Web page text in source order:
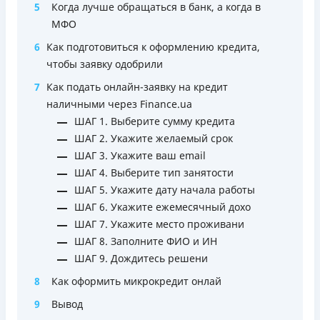
соответствующем уровне дохода)
Удобное приложение для оформления и управления
платёжной картой и кредитным лимитом (отсутствует
необходимость общения с контакт-центром)
Срок пользования кредитным лимитом не ограничен
при своевременном обслуживании (срок кредитной
линии — 5 лет с возможностью пролонгации)
Можно использовать лимит на любые
потребительские нужды
Недостатки
Нет программы лояльности для постоянных клиентов
Нет кредита для юрлиц (ФОП)
Нет круглосуточной поддержки по телефону, в Viber,
Telegram, Facebook
Онлайн (через сайт или интернет-банкинг)
Через терминалы самообслуживания
5
Когда лучше обращаться в банк, а когда в
МФО
6 Как подготовиться к оформлению кредита,
чтобы заявку одобрили
7 Как подать онлайн-заявку на кредит
наличными через Finance.ua
ШАГ 1. Выберите сумму кредита
ШАГ 2. Укажите желаемый срок
ШАГ 3. Укажите ваш email
ШАГ 4. Выберите тип занятости
ШАГ 5. Укажите дату начала работы
ШАГ 6. Укажите ежемесячный дохо
ШАГ 7. Укажите место проживани
ШАГ 8. Заполните ФИО и ИН
ШАГ 9. Дождитесь решени
8
Как оформить микрокредит онлай
9
Вывод